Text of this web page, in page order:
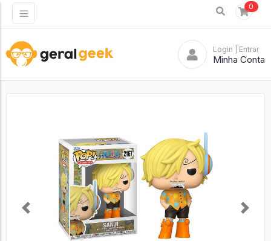
0
Login | Entrar
Minha Conta
Previous Next